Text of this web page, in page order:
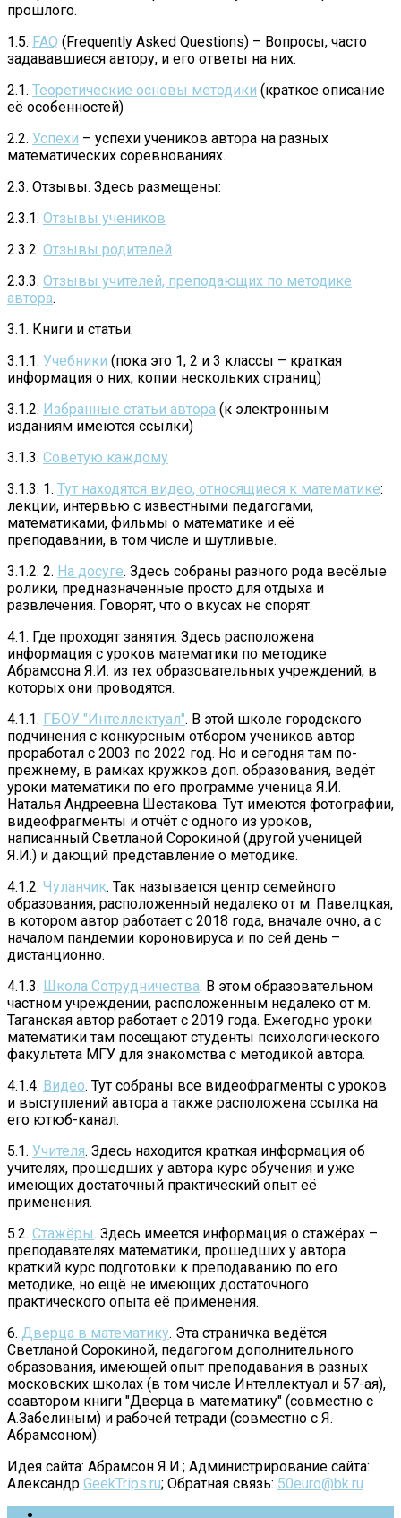
прошлого.
1.5. FAQ (Frequently Asked Questions) – Вопросы, часто
задававшиеся автору, и его ответы на них.
2.1. Теоретические основы методики (краткое описание
её особенностей)
2.2. Успехи – успехи учеников автора на разных
математических соревнованиях.
2.3. Отзывы. Здесь размещены:
2.3.1. Отзывы учеников
2.3.2. Отзывы родителей
2.3.3. Отзывы учителей, преподающих по методике
автора.
3.1. Книги и статьи.
3.1.1. Учебники (пока это 1, 2 и 3 классы – краткая
информация о них, копии нескольких страниц)
3.1.2. Избранные статьи автора (к электронным
изданиям имеются ссылки)
3.1.3. Советую каждому
3.1.3. 1. Тут находятся видео, относящиеся к математике:
лекции, интервью с известными педагогами,
математиками, фильмы о математике и её
преподавании, в том числе и шутливые.
3.1.2. 2. На досуге. Здесь собраны разного рода весёлые
ролики, предназначенные просто для отдыха и
развлечения. Говорят, что о вкусах не спорят.
4.1. Где проходят занятия. Здесь расположена
информация с уроков математики по методике
Абрамсона Я.И. из тех образовательных учреждений, в
которых они проводятся.
4.1.1. ГБОУ "Интеллектуал". В этой школе городского
подчинения с конкурсным отбором учеников автор
проработал с 2003 по 2022 год. Но и сегодня там по-
прежнему, в рамках кружков доп. образования, ведёт
уроки математики по его программе ученица Я.И.
Наталья Андреевна Шестакова. Тут имеются фотографии,
видеофрагменты и отчёт с одного из уроков,
написанный Светланой Сорокиной (другой ученицей
Я.И.) и дающий представление о методике.
4.1.2. Чуланчик. Так называется центр семейного
образования, расположенный недалеко от м. Павелцкая,
в котором автор работает с 2018 года, вначале очно, а с
началом пандемии короновируса и по сей день –
дистанционно.
4.1.3. Школа Сотрудничества. В этом образовательном
частном учреждении, расположенным недалеко от м.
Таганская автор работает с 2019 года. Ежегодно уроки
математики там посещают студенты психологического
факультета МГУ для знакомства с методикой автора.
4.1.4. Видео. Тут собраны все видеофрагменты с уроков
и выступлений автора а также расположена ссылка на
его ютюб-канал.
5.1. Учителя. Здесь находится краткая информация об
учителях, прошедших у автора курс обучения и уже
имеющих достаточный практический опыт её
применения.
5.2. Стажёры. Здесь имеется информация о стажёрах –
преподавателях математики, прошедших у автора
краткий курс подготовки к преподаванию по его
методике, но ещё не имеющих достаточного
практического опыта её применения.
6. Дверца в математику. Эта страничка ведётся
Светланой Сорокиной, педагогом дополнительного
образования, имеющей опыт преподавания в разных
московских школах (в том числе Интеллектуал и 57-ая),
соавтором книги "Дверца в математику" (совместно с
А.Забелиным) и рабочей тетради (совместно с Я.
Абрамсоном).
Идея сайта: Абрамсон Я.И.; Администрирование сайта:
Александр GeekTrips.ru; Обратная связь: 50euro@bk.ru